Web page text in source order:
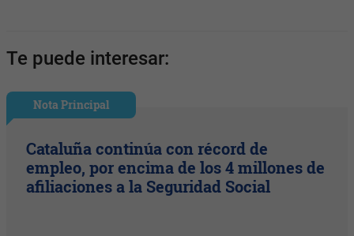
Te puede interesar:
Nota Principal
Cataluña continúa con récord de
empleo, por encima de los 4 millones de
afiliaciones a la Seguridad Social